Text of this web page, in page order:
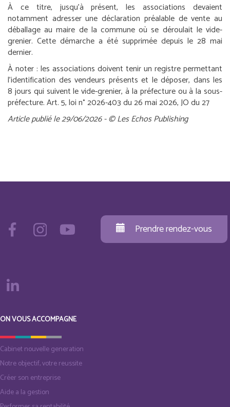
À ce titre, jusqu’à présent, les associations devaient
notamment adresser une déclaration préalable de vente au
déballage au maire de la commune où se déroulait le vide-
grenier. Cette démarche a été supprimée depuis le 28 mai
dernier.
À noter : les associations doivent tenir un registre permettant
l’identification des vendeurs présents et le déposer, dans les
8 jours qui suivent le vide-grenier, à la préfecture ou à la sous-
préfecture.Art. 5, loi n° 2026-403 du 26 mai 2026, JO du 27
Article publié le 29/06/2026 - © Les Echos Publishing
Prendre rendez-vous
ON VOUS ACCOMPAGNE
Cabinet nouvelle generation
Notre objectif, votre reussite
Créer son entreprise
Aide a la gestion